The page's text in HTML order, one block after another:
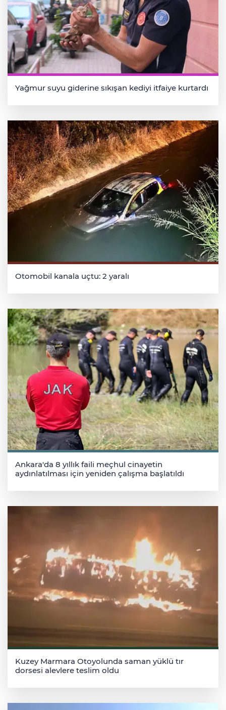
Yağmur suyu giderine sıkışan kediyi itfaiye kurtardı
Otomobil kanala uçtu: 2 yaralı
Ankara'da 8 yıllık faili meçhul cinayetin
aydınlatılması için yeniden çalışma başlatıldı
Kuzey Marmara Otoyolunda saman yüklü tır
dorsesi alevlere teslim oldu